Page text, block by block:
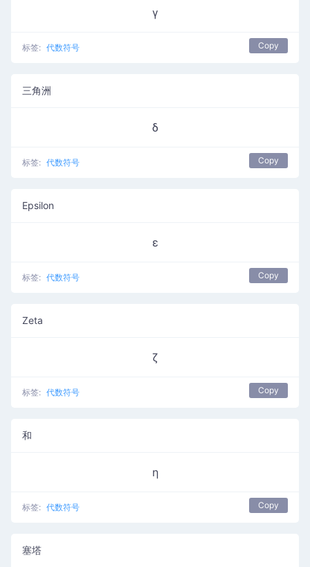
γ
标签: 代数符号 Copy
三角洲
δ
标签: 代数符号 Copy
Epsilon
ε
标签: 代数符号 Copy
Zeta
ζ
标签: 代数符号 Copy
和
η
标签: 代数符号 Copy
塞塔